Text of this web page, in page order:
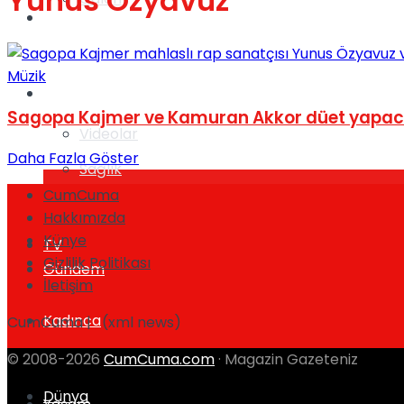
Videolar
Gündem
Gündem
Sağlık
TV
Kadınca
Dünya
Müzik
Sagopa Kajmer ve Kamuran Akkor düet
Daha Fazla Göster
CumCuma
Hakkımızda
Künye
Gizlilik Politikası
İletişim
CumCuma | (xml news)
© 2008-2026 CumCuma.com · Magazin Gazeteniz